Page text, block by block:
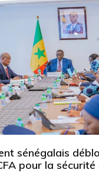
sénégalais
pour la